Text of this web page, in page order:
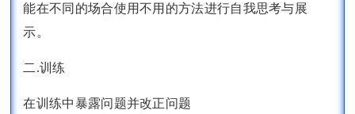
能在不同的场合使用不用的方法进行自我思考与展
示。
二.训练
在训练中暴露问题并改正问题